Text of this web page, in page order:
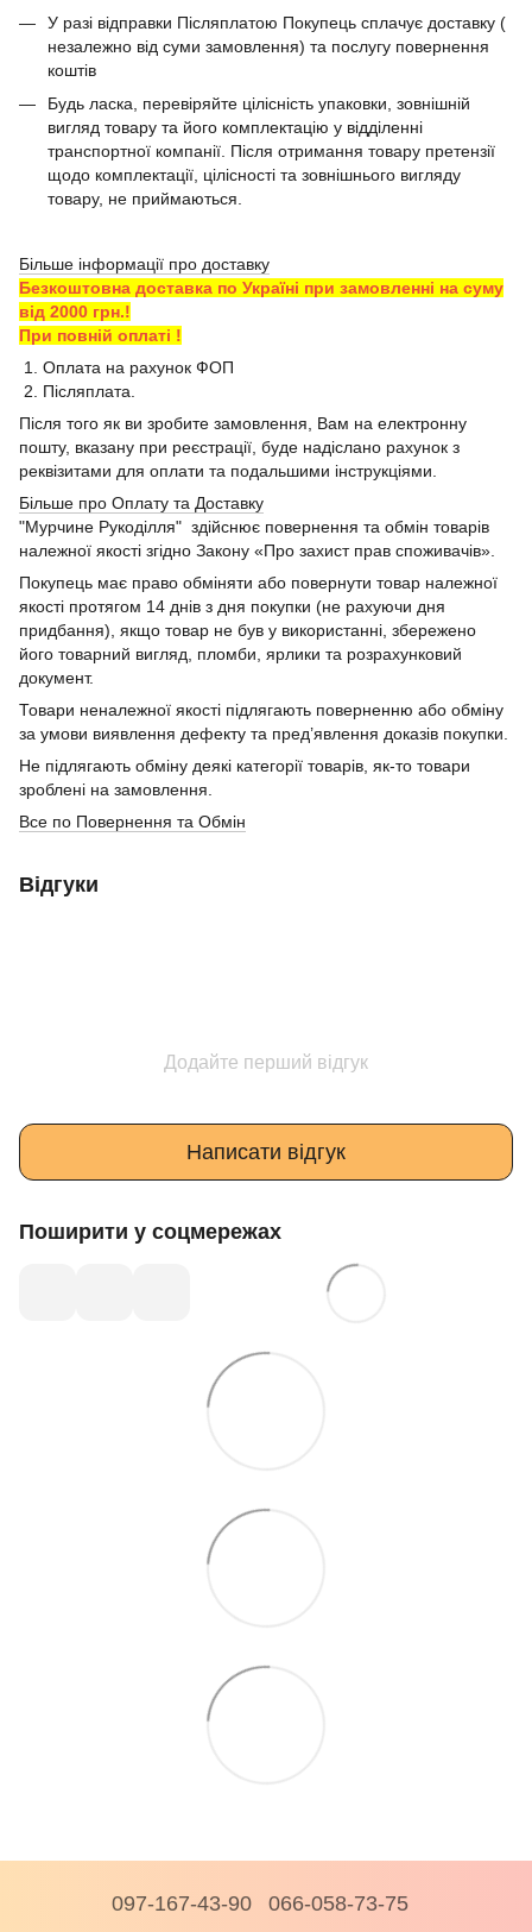
У разі відправки Післяплатою Покупець сплачує доставку (
незалежно від суми замовлення) та послугу повернення
коштів
Будь ласка, перевіряйте цілісність упаковки, зовнішній
вигляд товару та його комплектацію у відділенні
транспортної компанії. Після отримання товару претензії
щодо комплектації, цілісності та зовнішнього вигляду
товару, не приймаються.
Більше інформації про доставку
Безкоштовна доставка по Україні при замовленні на суму
від 2000 грн.!
При повній оплаті !
1. Оплата на рахунок ФОП
2. Післяплата.
Після того як ви зробите замовлення, Вам на електронну
пошту, вказану при реєстрації, буде надіслано рахунок з
реквізитами для оплати та подальшими інструкціями.
Більше про Оплату та Доставку
"Мурчине Рукоділля" здійснює повернення та обмін товарів
належної якості згідно Закону «Про захист прав споживачів».
Покупець має право обміняти або повернути товар належної
якості протягом 14 днів з дня покупки (не рахуючи дня
придбання), якщо товар не був у використанні, збережено
його товарний вигляд, пломби, ярлики та розрахунковий
документ.
Товари неналежної якості підлягають поверненню або обміну
за умови виявлення дефекту та пред’явлення доказів покупки.
Не підлягають обміну деякі категорії товарів, як-то товари
зроблені на замовлення.
Все по Повернення та Обмін
Відгуки
Додайте перший відгук
Написати відгук
Поширити у соцмережах
097-167-43-90 066-058-73-75